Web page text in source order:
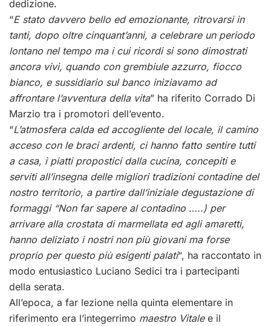
dedizione.
“E stato davvero bello ed emozionante, ritrovarsi in
tanti, dopo oltre cinquant’anni, a celebrare un periodo
lontano nel tempo ma i cui ricordi si sono dimostrati
ancora vivi, quando con grembiule azzurro, fiocco
bianco, e sussidiario sul banco iniziavamo ad
affrontare l’avventura della vita” ha riferito Corrado Di
Marzio tra i promotori dell’evento.
“L’atmosfera calda ed accogliente del locale, il camino
acceso con le braci ardenti, ci hanno fatto sentire tutti
a casa, i piatti propostici dalla cucina, concepiti e
serviti all’insegna delle migliori tradizioni contadine del
nostro territorio, a partire dall’iniziale degustazione di
formaggi “Non far sapere al contadino …..) per
arrivare alla crostata di marmellata ed agli amaretti,
hanno deliziato i nostri non più giovani ma forse
proprio per questo più esigenti palati“, ha raccontato in
modo entusiastico Luciano Sedici tra i partecipanti
della serata.
All’epoca, a far lezione nella quinta elementare in
riferimento era l’integerrimo maestro Vitalee il